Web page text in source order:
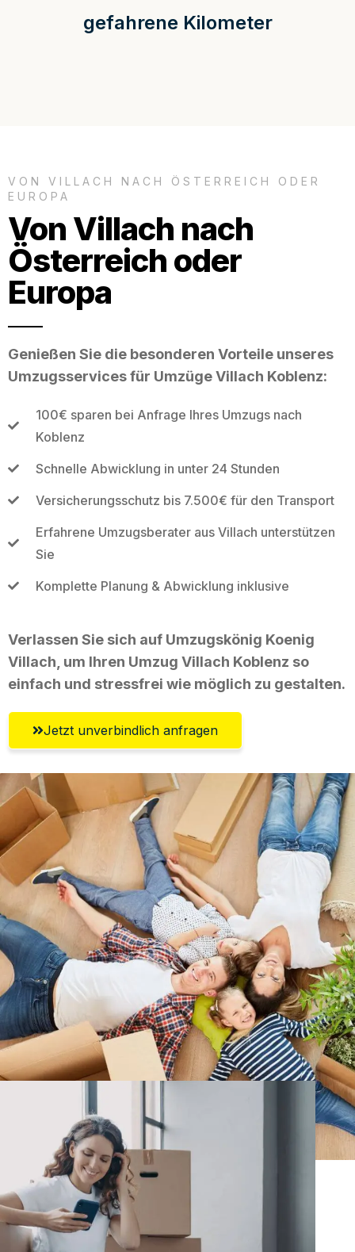
gefahrene Kilometer
VON VILLACH NACH ÖSTERREICH ODER
EUROPA
Von Villach nach
Österreich oder
Europa
Genießen Sie die besonderen Vorteile unseres
Umzugsservices für Umzüge Villach Koblenz:
100€ sparen bei Anfrage Ihres Umzugs nach
Koblenz
Schnelle Abwicklung in unter 24 Stunden
Versicherungsschutz bis 7.500€ für den Transport
Erfahrene Umzugsberater aus Villach unterstützen
Sie
Komplette Planung & Abwicklung inklusive
Verlassen Sie sich auf Umzugskönig Koenig
Villach, um Ihren Umzug Villach Koblenz so
einfach und stressfrei wie möglich zu gestalten.
Jetzt unverbindlich anfragen